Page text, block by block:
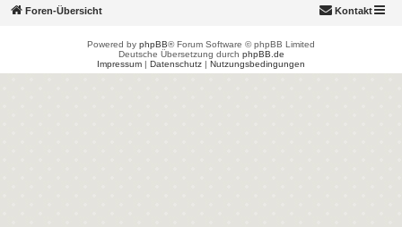
Foren-Übersicht Kontakt
Powered by phpBB® Forum Software © phpBB Limited
Deutsche Übersetzung durch phpBB.de
Impressum | Datenschutz | Nutzungsbedingungen